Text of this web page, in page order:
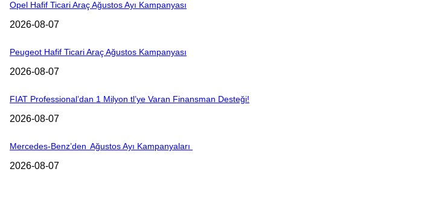
Opel Hafif Ticari Araç Ağustos Ayı Kampanyası
2026-08-07
Peugeot Hafif Ticari Araç Ağustos Kampanyası
2026-08-07
FIAT Professional’dan 1 Milyon tl’ye Varan Finansman Desteği!
2026-08-07
Mercedes-Benz’den Ağustos Ayı Kampanyaları
2026-08-07